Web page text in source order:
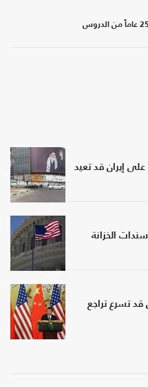
إيران قد تعيد
الخزانة
تسرع تراجع